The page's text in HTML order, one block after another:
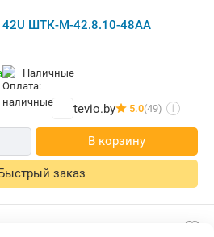
ШТК-М-42.8.10-48АА
наличные
tevio.by 5.0(49) i
В корзину
заказ